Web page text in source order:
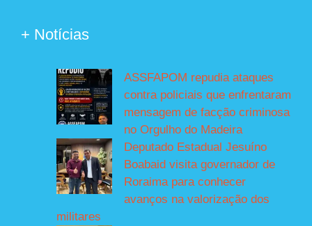
+ Notícias
ASSFAPOM repudia ataques
contra policiais que enfrentaram
mensagem de facção criminosa
no Orgulho do Madeira
Deputado Estadual Jesuíno
Boabaid visita governador de
Roraima para conhecer
avanços na valorização dos
militares